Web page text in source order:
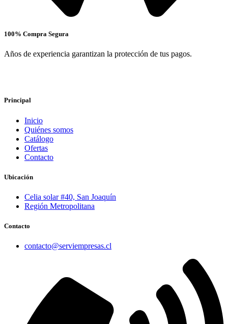
100% Compra Segura
Años de experiencia garantizan la protección de tus pagos.
Principal
Inicio
Quiénes somos
Catálogo
Ofertas
Contacto
Ubicación
Celia solar #40, San Joaquín
Región Metropolitana
Contacto
contacto@serviempresas.cl